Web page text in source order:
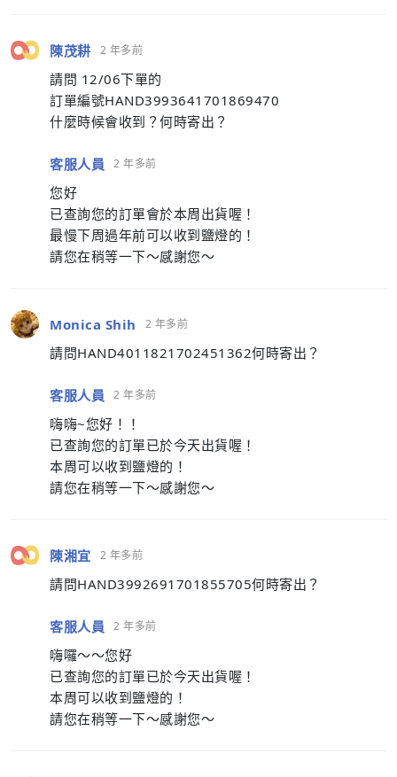
陳茂耕 2 年多前
請問 12/06下單的
訂單編號HAND3993641701869470
什麼時候會收到？何時寄出？
客服人員 2 年多前
您好
已查詢您的訂單會於本周出貨喔！
最慢下周過年前可以收到鹽燈的！
請您在稍等一下～感謝您～
Monica Shih 2 年多前
請問HAND4011821702451362何時寄出？
客服人員 2 年多前
嗨嗨~您好！！
已查詢您的訂單已於今天出貨喔！
本周可以收到鹽燈的！
請您在稍等一下～感謝您～
陳湘宜 2 年多前
請問HAND3992691701855705何時寄出？
客服人員 2 年多前
嗨囉～～您好
已查詢您的訂單已於今天出貨喔！
本周可以收到鹽燈的！
請您在稍等一下～感謝您～